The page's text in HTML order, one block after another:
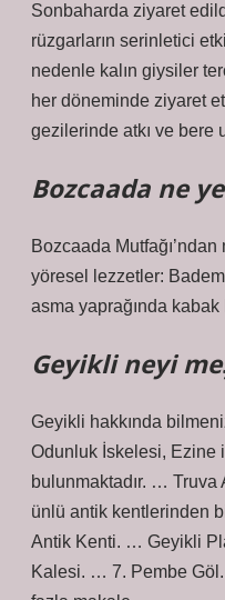
Sonbaharda ziyaret
rüzgarların serinletici
nedenle kalın giysiler
her döneminde ziyaret
gezilerinde atkı ve bere
Bozcaada ne
Bozcaada
yöresel lezzetler:
asma yaprağında kabak
Geyikli neyi
Geyikli hakkında
Odunluk İskelesi, Ezine
bulunmaktadır. … Truva
ünlü antik kentlerinden
Antik Kenti. … Geyikli
Kalesi. … 7. Pembe